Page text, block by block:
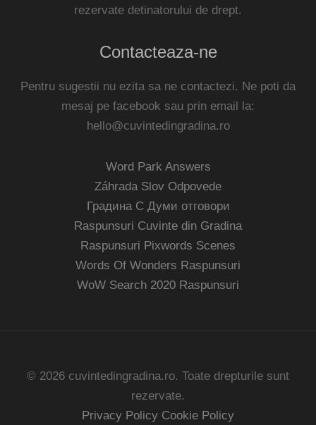
rezervate detinatorului de drept.
Contacteaza-ne
Pentru sugestii nu ezita sa ne contactezi. Ne poti da
mesaj pe facebook sau prin email la:
hello@cuvintedingradina.ro
Word Park Answers
Záhrada Slov Odpovede
Градина С Думи отговори
Raspunsuri Cuvinte din Gradina
Raspunsuri Pixwords Scenes
Words Of Wonders Raspunsuri
WoW Search 2020 Raspunsuri
© 2026 cuvintedingradina.ro. Toate drepturile sunt
rezervate.
Privacy Policy Cookie Policy